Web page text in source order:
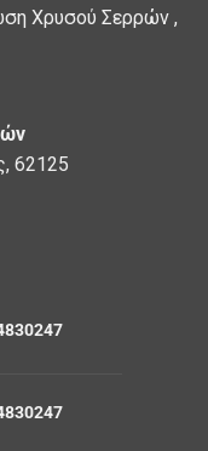
Χρυσού Σερρών ,
62125